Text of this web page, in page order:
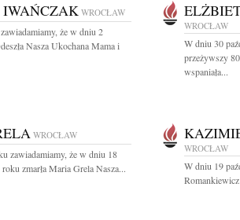
WROCŁAW
że w dniu 2
Nasza Ukochana Mama i
WROCŁAW
W dniu 30
przeżywszy
wspaniała...
WROCŁAW
zawiadamiamy, że w dniu 18
zmarła Maria Grela Nasza...
WROCŁAW
W dniu 19